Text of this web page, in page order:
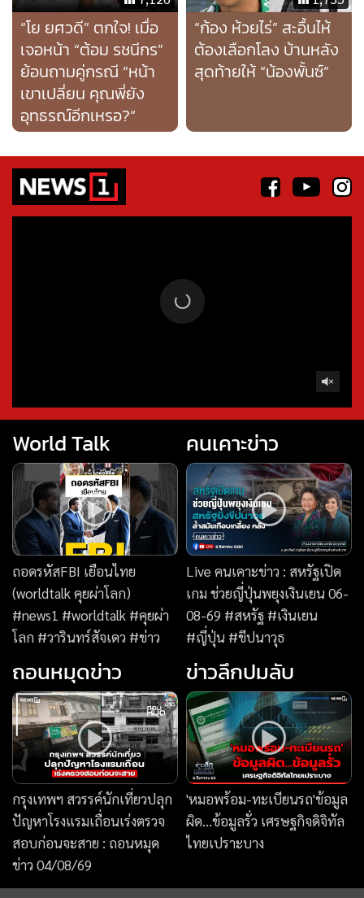
#news1 #worldtalk #คุยผ่า
โลก #วารินทร์สัจเดว #ข่าว
Live คนเคาะข่าว : สหรัฐเปิด
เกม ช่วยญี่ปุ่นพยุงเงินเยน 06-
08-69 #สหรัฐ #เงินเยน
#ญี่ปุ่น #ขีปนาวุธ
ถอนหมุดข่าว
กรุงเทพฯ สวรรค์นักเที่ยวปลุก
ปัญหาโรงแรมเถื่อนเร่งตรวจ
สอบก่อนจะสาย : ถอนหมุด
ข่าวลึกปมลับ
'หมอพร้อม-ทะเบียนรถ'ข้อมูล
ผิด...ข้อมูลรั่ว เศรษฐกิจดิจิทัล
ไทยเปราะบาง
News Story
แพ้เสียงในหัว เบื้องหลังชุดนางสิบสอง
News Hour